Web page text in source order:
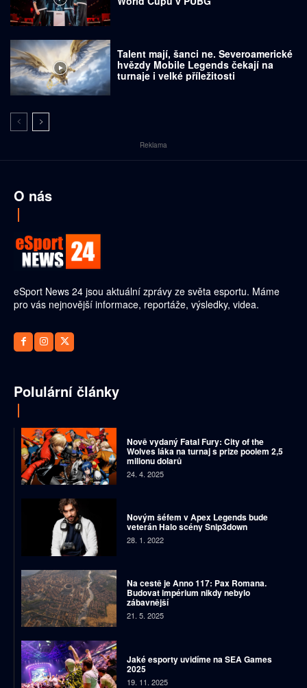
Talent mají, šanci ne. Severoamerické
hvězdy Mobile Legends čekají na
turnaje i velké příležitosti
Reklama
O nás
eSport News 24 jsou aktuální zprávy ze světa esportu. Máme
pro vás nejnovější informace, reportáže, výsledky, videa.
Polulární články
Nově vydaný Fatal Fury: City of the
Wolves láka na turnaj s prize poolem 2,5
milionu dolarů
24. 4. 2025
Novým šéfem v Apex Legends bude
veterán Halo scény Snip3down
28. 1. 2022
Na cestě je Anno 117: Pax Romana.
Budovat impérium nikdy nebylo
zábavnější
21. 5. 2025
Jaké esporty uvidíme na SEA Games
2025
19. 11. 2025